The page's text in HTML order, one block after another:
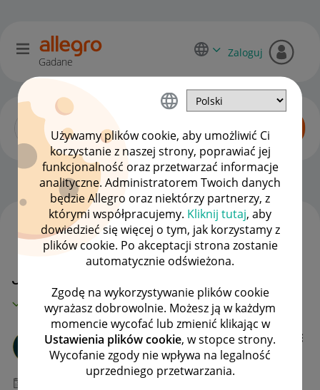
Używamy plików cookie, aby umożliwić Ci
korzystanie z naszej strony, poprawiać jej
funkcjonalność oraz przetwarzać informacje
analityczne. Administratorem Twoich danych
będzie Allegro oraz niektórzy partnerzy, z
którymi współpracujemy. Kliknij tutaj, aby
dowiedzieć się więcej o tym, jak korzystamy z
plików cookie. Po akceptacji strona zostanie
automatycznie odświeżona.
Zgodę na wykorzystywanie plików cookie
wyrażasz dobrowolnie. Możesz ją w każdym
momencie wycofać lub zmienić klikając w
Ustawienia plików cookie, w stopce strony.
Wycofanie zgody nie wpływa na legalność
uprzedniego przetwarzania.
Gadane
Zaloguj
Katalog produktów OPCJE
Jak dodać produkt do katalogu?
MAMY ROZWIĄZANIE!
genezaint
#8 Zapaleniec
12:34
WSZYSTKIE TEMATY